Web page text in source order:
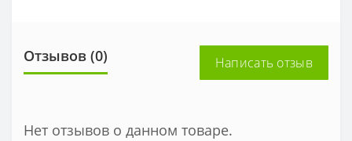
Отзывов (0) Написать отзыв
Нет отзывов о данном товаре.